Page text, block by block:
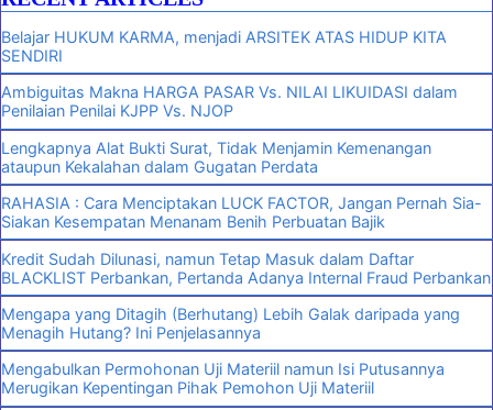
Belajar HUKUM KARMA, menjadi ARSITEK ATAS HIDUP KITA
SENDIRI
Ambiguitas Makna HARGA PASAR Vs. NILAI LIKUIDASI dalam
Penilaian Penilai KJPP Vs. NJOP
Lengkapnya Alat Bukti Surat, Tidak Menjamin Kemenangan
ataupun Kekalahan dalam Gugatan Perdata
RAHASIA : Cara Menciptakan LUCK FACTOR, Jangan Pernah Sia-
Siakan Kesempatan Menanam Benih Perbuatan Bajik
Kredit Sudah Dilunasi, namun Tetap Masuk dalam Daftar
BLACKLIST Perbankan, Pertanda Adanya Internal Fraud Perbankan
Mengapa yang Ditagih (Berhutang) Lebih Galak daripada yang
Menagih Hutang? Ini Penjelasannya
Mengabulkan Permohonan Uji Materiil namun Isi Putusannya
Merugikan Kepentingan Pihak Pemohon Uji Materiil